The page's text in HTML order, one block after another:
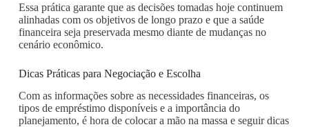
Essa prática garante que as decisões tomadas hoje continuem
alinhadas com os objetivos de longo prazo e que a saúde
financeira seja preservada mesmo diante de mudanças no
cenário econômico.
Dicas Práticas para Negociação e Escolha
Com as informações sobre as necessidades financeiras, os
tipos de empréstimo disponíveis e a importância do
planejamento, é hora de colocar a mão na massa e seguir dicas